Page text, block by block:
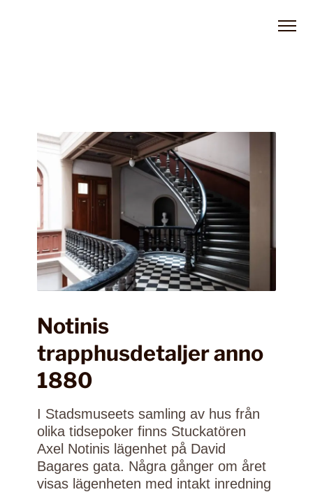
Notinis
trapphusdetaljer anno
1880
I Stadsmuseets samling av hus från
olika tidsepoker finns Stuckatören
Axel Notinis lägenhet på David
Bagares gata. Några gånger om året
visas lägenheten med intakt inredning